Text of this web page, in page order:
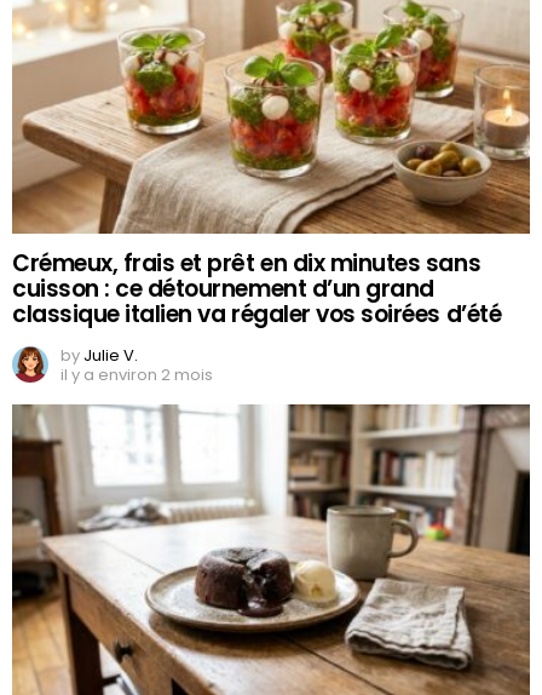
Crémeux, frais et prêt en dix minutes sans
cuisson : ce détournement d’un grand
classique italien va régaler vos soirées d’été
by Julie V.
il y a environ 2 mois